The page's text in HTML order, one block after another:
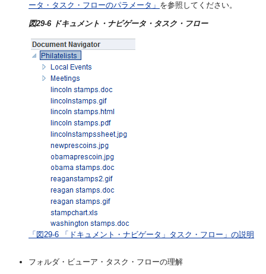
ータ・タスク・フローのパラメータ」 を参照してください。
図29-6 ドキュメント・ナビゲータ・タスク・フロー
「図29-6 「ドキュメント・ナビゲータ」タスク・フロー」の説明
フォルダ・ビューア・タスク・フローの理解